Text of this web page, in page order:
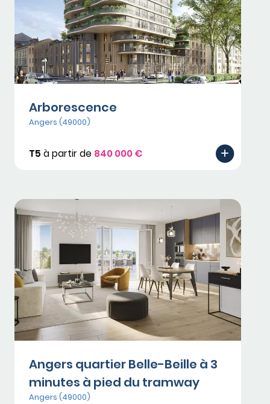
Arborescence
Angers (49000)
T5 à partir de 840 000 €
Angers quartier Belle-Beille à 3
minutes à pied du tramway
Angers (49000)